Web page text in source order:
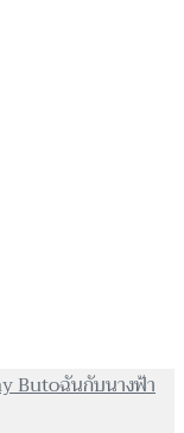
Butoหมวด
ฉันกับนางฟ้า